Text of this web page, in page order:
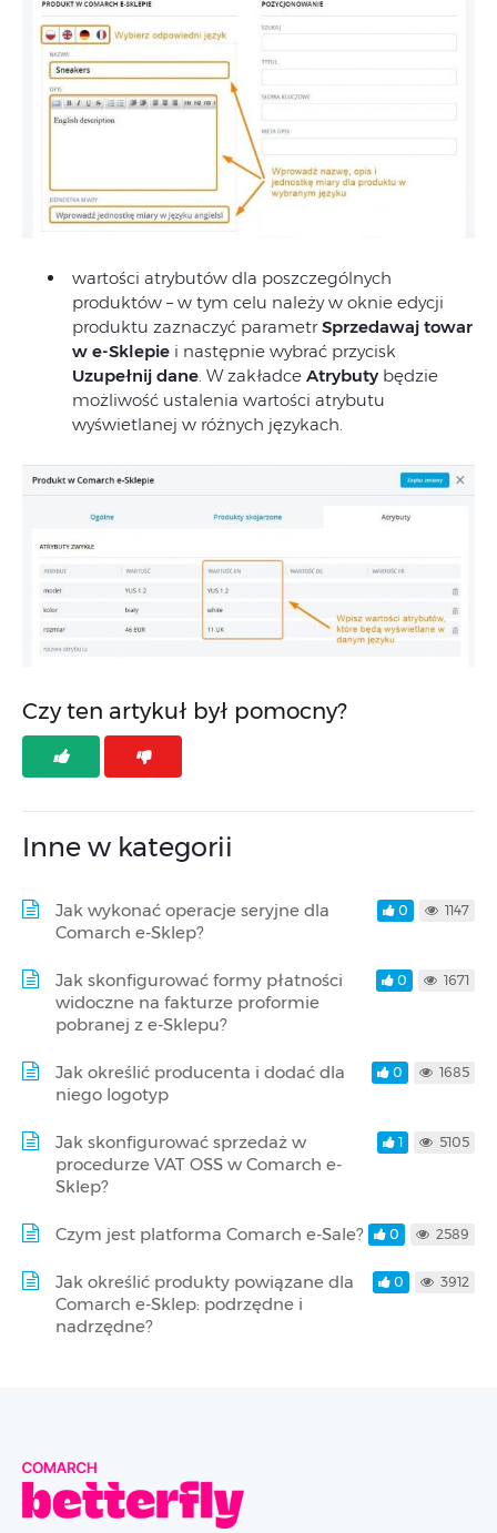
wartości atrybutów dla poszczególnych
produktów – w tym celu należy w oknie edycji
produktu zaznaczyć parametrSprzedawaj towar
w e-Sklepie i następnie wybrać przycisk
Uzupełnij dane. W zakładce Atrybuty będzie
możliwość ustalenia wartości atrybutu
wyświetlanej w różnych językach.
Czy ten artykuł był pomocny?
Inne w kategorii
Jak wykonać operacje seryjne dla
Comarch e-Sklep?
0 1147
Jak skonfigurować formy płatności
widoczne na fakturze proformie
pobranej z e-Sklepu?
0 1671
Jak określić producenta i dodać dla
niego logotyp
0 1685
Jak skonfigurować sprzedaż w
procedurze VAT OSS w Comarch e-
Sklep?
1 5105
Czym jest platforma Comarch e-Sale? 0 2589
Jak określić produkty powiązane dla
Comarch e-Sklep: podrzędne i
nadrzędne?
0 3912